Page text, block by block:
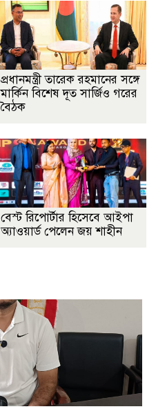
প্রধানমন্ত্রী তারেক রহমানের সঙ্গে
মার্কিন বিশেষ দূত সার্জিও গরের
বৈঠক
বেস্ট রিপোর্টার হিসেবে আইপা
অ্যাওয়ার্ড পেলেন জয় শাহীন